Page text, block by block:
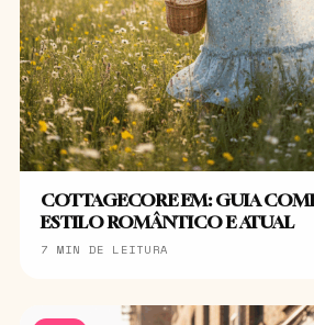
COTTAGECORE EM: GUIA
ESTILO ROMÂNTICO E ATUAL
7 MIN DE LEITURA